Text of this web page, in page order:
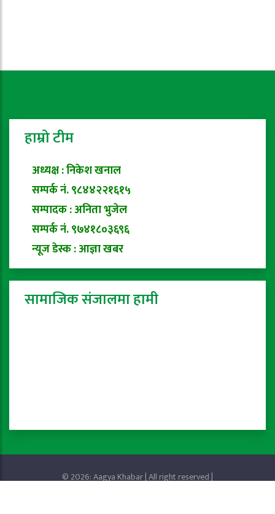
हाम्रो टीम
अध्यक्ष : निकेश खनाल
सम्पर्क नं. ९८४४२२१६१५
सम्पादक : अनिता भुजेल
सम्पर्क नं. ९७४१८०३६९६
न्यूज डेस्क : आज्ञा खबर
सामाजिक संजालमा हामी
© 2026: Aagya Khabar | All right reserved |